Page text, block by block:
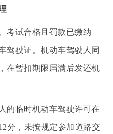
试合格且罚款已缴纳
驾驶证。机动车驾驶人同
在暂扣期限届满后发还机
的临时机动车驾驶许可在
分，未按规定参加道路交